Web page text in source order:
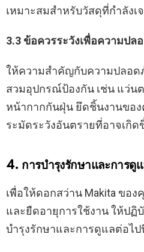
เหมาะสมสำหรับวัสดุที่กำลังเ
3.3 ข้อควรระวังเพื่อความปล
ให้ความสำคัญกับความปลอด
สวมอุปกรณ์ป้องกัน เช่น แว่น
หน้ากากกันฝุ่น ยึดชิ้นงานขอ
ระมัดระวังอันตรายที่อาจเกิ
4. การบำรุงรักษาและการ
เพื่อให้ดอกสว่าน Makita ขอ
และยืดอายุการใช้งาน ให้ปฏิ
บำรุงรักษาและการดูแลต่อไป